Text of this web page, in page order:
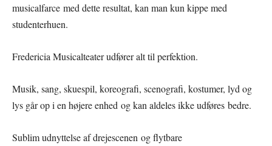
musicalfarce med dette resultat, kan man kun kippe med
studenterhuen.
Fredericia Musicalteater udfører alt til perfektion.
Musik, sang, skuespil, koreografi, scenografi, kostumer, lyd og
lys går op i en højere enhed og kan aldeles ikke udføres bedre.
Sublim udnyttelse af drejescenen og flytbare